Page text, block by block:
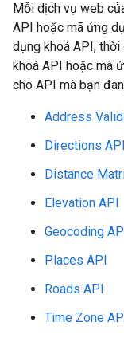
Mỗi dịch vụ web
API hoặc mã ứng
dụng khoá API,
khoá API hoặc mã
cho API mà bạn
Address
Directions
Distance
Elevation API
Geocoding
Places API
Roads API
Time Zone